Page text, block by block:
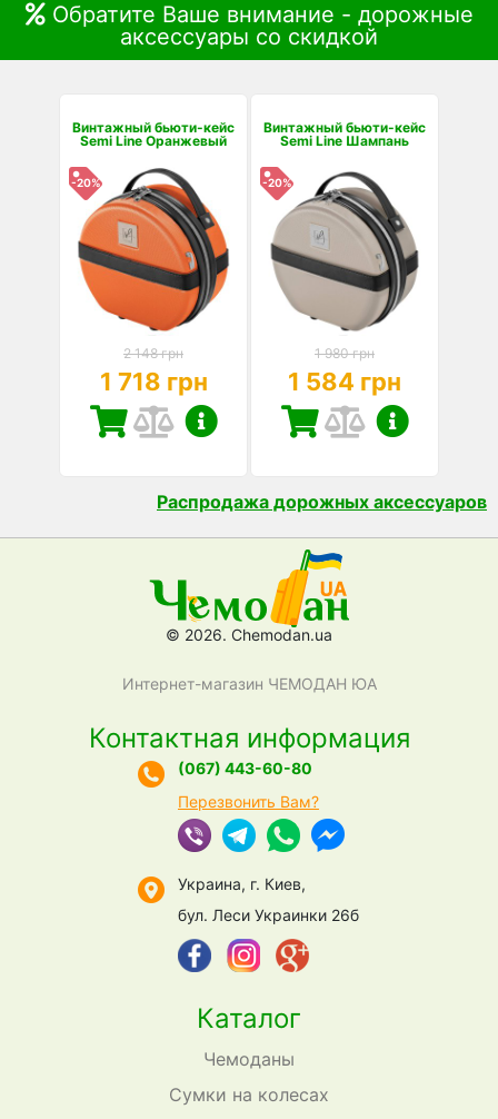
Обратите Ваше внимание - дорожные
аксессуары со скидкой
Винтажный бьюти-кейс
Semi Line Оранжевый
-20%
2 148 грн
1 718 грн
Винтажный бьюти-кейс
Semi Line Шампань
-20%
1 980 грн
1 584 грн
Распродажа дорожных аксессуаров
© 2026. Chemodan.ua
Интернет-магазин ЧЕМОДАН ЮА
Каталог
Чемоданы
Сумки на колесах
Контактная информация
(067) 443-60-80
Перезвонить Вам?
Украина, г. Киев,
бул. Леси Украинки 26б